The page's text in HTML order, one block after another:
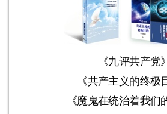
《九评共产党》
《共产主义的终极
《魔鬼在统治着我们